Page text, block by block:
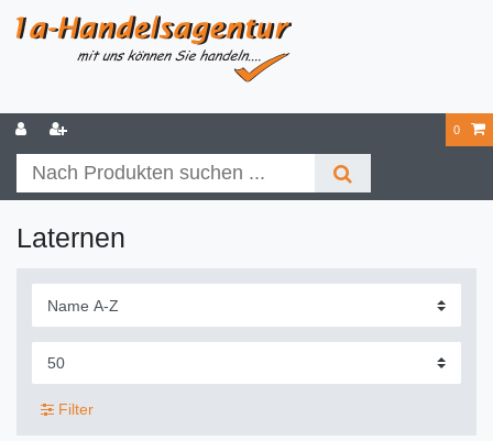
0
Laternen
Filter